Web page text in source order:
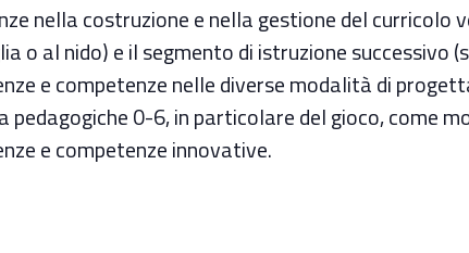
nella costruzione e nella gestione del
o al nido) e il segmento di istruzione successivo
e competenze nelle diverse modalità di
pedagogiche 0-6, in particolare del gioco, come
e competenze innovative.